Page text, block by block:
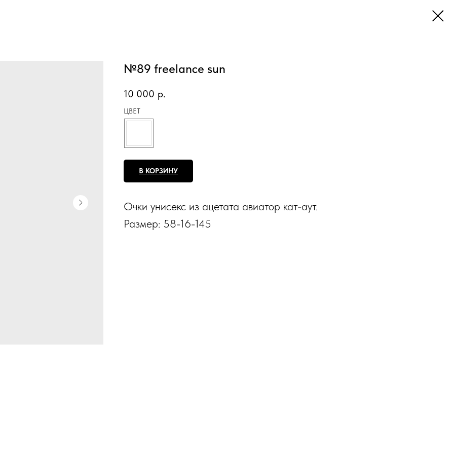
№89 freelance sun
10 000 р.
ЦВЕТ
В КОРЗИНУ
Очки унисекс из ацетата авиатор кат-аут.
Размер: 58-16-145